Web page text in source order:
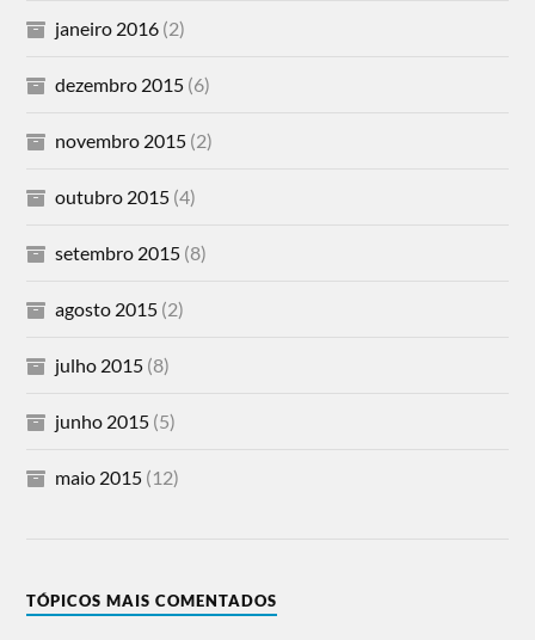
janeiro 2016 (2)
dezembro 2015 (6)
novembro 2015 (2)
outubro 2015 (4)
setembro 2015 (8)
agosto 2015 (2)
julho 2015 (8)
junho 2015 (5)
maio 2015 (12)
TÓPICOS MAIS COMENTADOS